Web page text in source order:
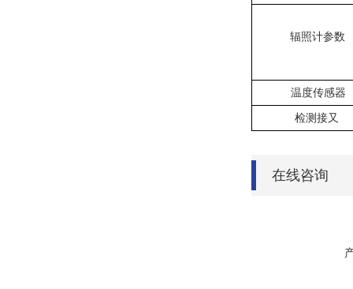
辐照计参数
温度传感器
检测接⼜
在线咨询